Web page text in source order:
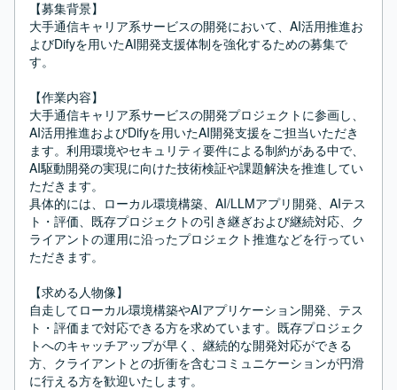
【募集背景】
大手通信キャリア系サービスの開発において、AI活用推進お
よびDifyを用いたAI開発支援体制を強化するための募集で
す。
【作業内容】
大手通信キャリア系サービスの開発プロジェクトに参画し、
AI活用推進およびDifyを用いたAI開発支援をご担当いただき
ます。利用環境やセキュリティ要件による制約がある中で、
AI駆動開発の実現に向けた技術検証や課題解決を推進してい
ただきます。
具体的には、ローカル環境構築、AI/LLMアプリ開発、AIテス
ト・評価、既存プロジェクトの引き継ぎおよび継続対応、ク
ライアントの運用に沿ったプロジェクト推進などを行ってい
ただきます。
【求める人物像】
自走してローカル環境構築やAIアプリケーション開発、テス
ト・評価まで対応できる方を求めています。既存プロジェク
トへのキャッチアップが早く、継続的な開発対応ができる
方、クライアントとの折衝を含むコミュニケーションが円滑
に行える方を歓迎いたします。